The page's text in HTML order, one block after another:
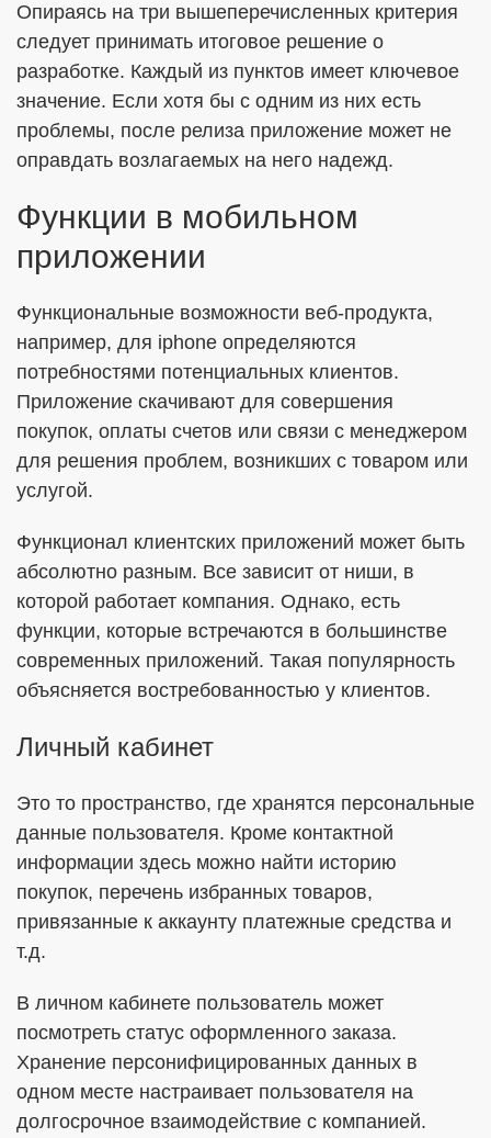
Опираясь на три вышеперечисленных критерия
следует принимать итоговое решение о
разработке. Каждый из пунктов имеет ключевое
значение. Если хотя бы с одним из них есть
проблемы, после релиза приложение может не
оправдать возлагаемых на него надежд.
Функции в мобильном
приложении
Функциональные возможности веб-продукта,
например, для iphone определяются
потребностями потенциальных клиентов.
Приложение скачивают для совершения
покупок, оплаты счетов или связи с менеджером
для решения проблем, возникших с товаром или
услугой.
Функционал клиентских приложений может быть
абсолютно разным. Все зависит от ниши, в
которой работает компания. Однако, есть
функции, которые встречаются в большинстве
современных приложений. Такая популярность
объясняется востребованностью у клиентов.
Личный кабинет
Это то пространство, где хранятся персональные
данные пользователя. Кроме контактной
информации здесь можно найти историю
покупок, перечень избранных товаров,
привязанные к аккаунту платежные средства и
т.д.
В личном кабинете пользователь может
посмотреть статус оформленного заказа.
Хранение персонифицированных данных в
одном месте настраивает пользователя на
долгосрочное взаимодействие с компанией.